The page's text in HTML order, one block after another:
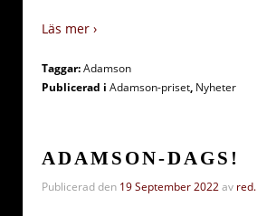
Läs mer ›
Taggar:Adamson
Publicerad i Adamson-priset, Nyheter
ADAMSON-DAGS!
Publicerad den 19 September 2022av red.